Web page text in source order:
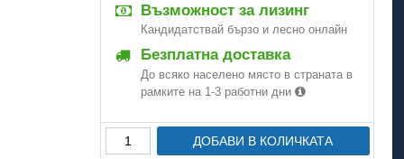
Възможност за лизинг
Кандидатствай бързо и лесно онлайн
Безплатна доставка
До всяко населено място в страната в
рамките на 1-3 работни дни
ДОБАВИ В КОЛИЧКАТА